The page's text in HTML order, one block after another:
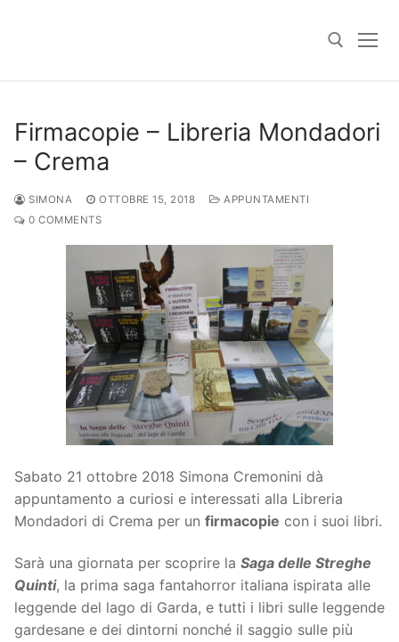
Firmacopie – Libreria Mondadori
– Crema
SIMONA OTTOBRE 15, 2018
APPUNTAMENTI
0 COMMENTS
Sabato 21 ottobre 2018 Simona Cremonini dà
appuntamento a curiosi e interessati alla Libreria
Mondadori di Crema per un firmacopie con i suoi libri.
Sarà una giornata per scoprire la Saga delle Streghe
Quinti, la prima saga fantahorror italiana ispirata alle
leggende del lago di Garda, e tutti i libri sulle leggende
gardesane e dei dintorni nonché il saggio sulle più